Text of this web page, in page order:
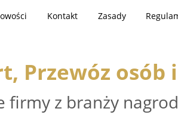
Kontakt Zasady
Przewóz osób
firmy z branży